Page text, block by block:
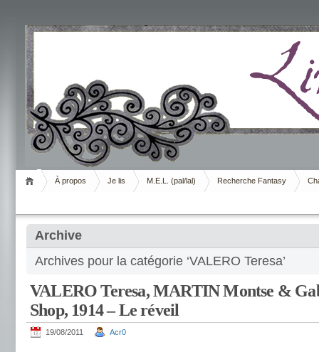
Livrement
À propos Je lis M.E.L. (pal/lal) Recherche Fantasy
Archive
Archives pour la catégorie ‘VALERO Teresa’
VALERO Teresa, MARTIN Montse &
Shop, 1914 – Le réveil
19/08/2011 Acr0